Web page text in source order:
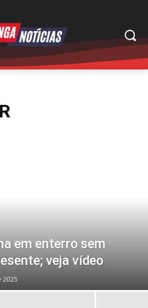
em enterro sem
veja vídeo
2025